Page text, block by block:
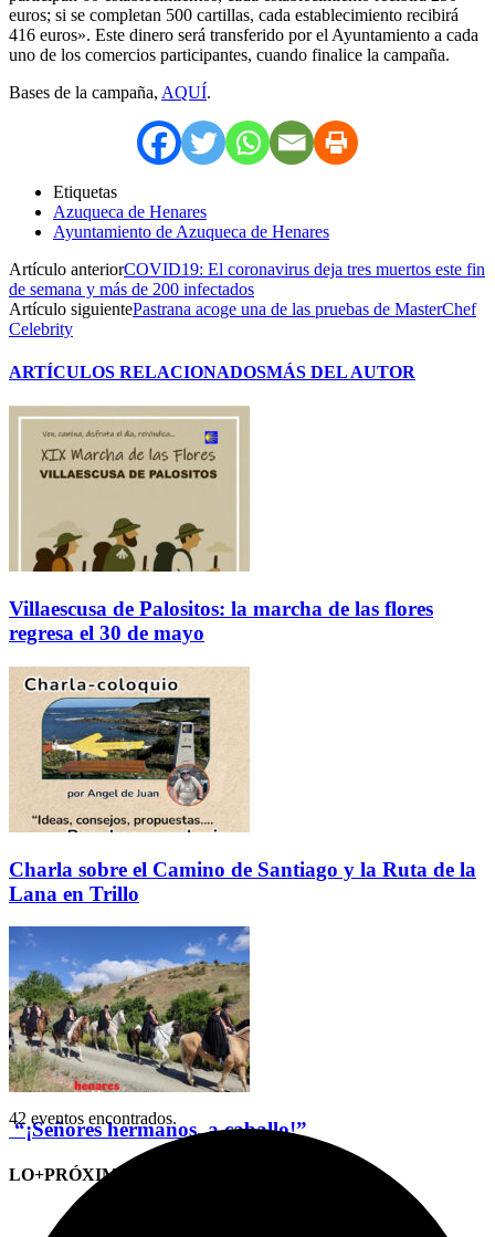
euros; si se completan 500 cartillas, cada establecimiento recibirá
416 euros». Este dinero será transferido por el Ayuntamiento a cada
uno de los comercios participantes, cuando finalice la campaña.
Bases de la campaña, AQUÍ.
Etiquetas
Azuqueca de Henares
Ayuntamiento de Azuqueca de Henares
Artículo anteriorCOVID19: El coronavirus deja tres muertos este fin
de semana y más de 200 infectados
Artículo siguientePastrana acoge una de las pruebas de MasterChef
Celebrity
ARTÍCULOS RELACIONADOSMÁS DEL AUTOR
Villaescusa de Palositos: la marcha de las flores
regresa el 30 de mayo
Charla sobre el Camino de Santiago y la Ruta de la
Lana en Trillo
“¡Señores hermanos, a caballo!”
LO+PRÓXIMO (CITAS)
42 eventos encontrados.